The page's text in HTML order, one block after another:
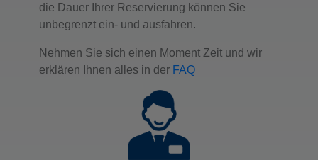
die Dauer Ihrer Reservierung können Sie
unbegrenzt ein- und ausfahren.
Nehmen Sie sich einen Moment Zeit und wir
erklären Ihnen alles in der FAQ